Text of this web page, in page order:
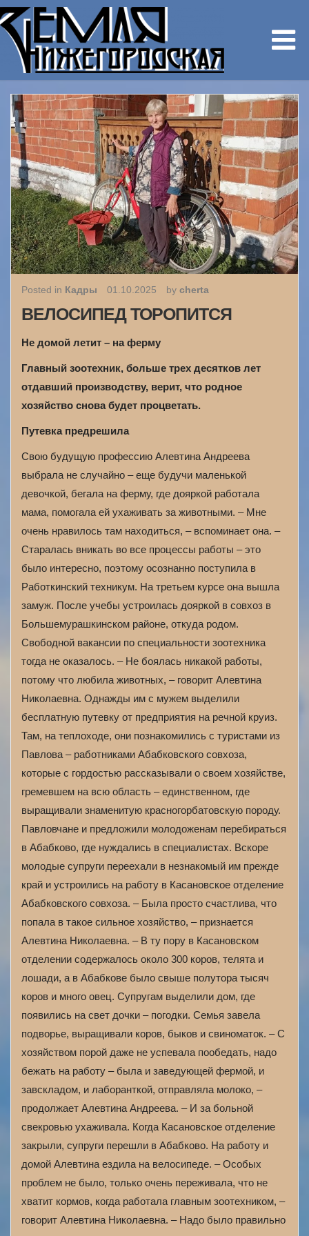
Posted in Кадры 01.10.2025 by cherta
ВЕЛОСИПЕД ТОРОПИТСЯ
Не домой летит – на ферму
Главный зоотехник, больше трех десятков лет
отдавший производству, верит, что родное
хозяйство снова будет процветать.
Путевка предрешила
Свою будущую профессию Алевтина Андреева
выбрала не случайно – еще будучи маленькой
девочкой, бегала на ферму, где дояркой работала
мама, помогала ей ухаживать за животными. – Мне
очень нравилось там находиться, – вспоминает она. –
Старалась вникать во все процессы работы – это
было интересно, поэтому осознанно поступила в
Работкинский техникум. На третьем курсе она вышла
замуж. После учебы устроилась дояркой в совхоз в
Большемурашкинском районе, откуда родом.
Свободной вакансии по специальности зоотехника
тогда не оказалось. – Не боялась никакой работы,
потому что любила животных, – говорит Алевтина
Николаевна. Однажды им с мужем выделили
бесплатную путевку от предприятия на речной круиз.
Там, на теплоходе, они познакомились с туристами из
Павлова – работниками Абабковского совхоза,
которые с гордостью рассказывали о своем хозяйстве,
гремевшем на всю область – единственном, где
выращивали знаменитую красногорбатовскую породу.
Павловчане и предложили молодоженам перебираться
в Абабково, где нуждались в специалистах. Вскоре
молодые супруги переехали в незнакомый им прежде
край и устроились на работу в Касановское отделение
Абабковского совхоза. – Была просто счастлива, что
попала в такое сильное хозяйство, – признается
Алевтина Николаевна. – В ту пору в Касановском
отделении содержалось около 300 коров, телята и
лошади, а в Абабкове было свыше полутора тысяч
коров и много овец. Супругам выделили дом, где
появились на свет дочки – погодки. Семья завела
подворье, выращивали коров, быков и свиноматок. – С
хозяйством порой даже не успевала пообедать, надо
бежать на работу – была и заведующей фермой, и
завскладом, и лаборанткой, отправляла молоко, –
продолжает Алевтина Андреева. – И за больной
свекровью ухаживала. Когда Касановское отделение
закрыли, супруги перешли в Абабково. На работу и
домой Алевтина ездила на велосипеде. – Особых
проблем не было, только очень переживала, что не
хватит кормов, когда работала главным зоотехником, –
говорит Алевтина Николаевна. – Надо было правильно